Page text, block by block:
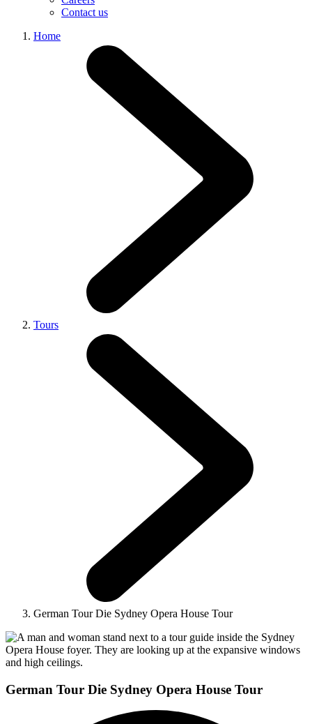
Contact us
Home
Tours
German Tour Die Sydney Opera House Tour
German Tour Die Sydney Opera House Tour